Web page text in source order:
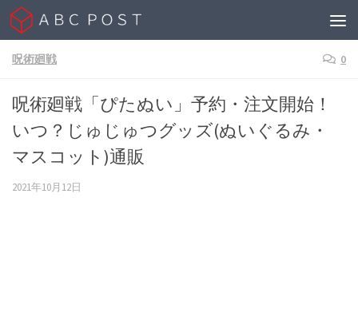
Skip to content
呪術廻戦 0
呪術廻戦「ぴたぬい」予約・注文開始！
いつ？じゅじゅつグッズ(ぬいぐるみ・
マスコット)通販
2021年10月12日